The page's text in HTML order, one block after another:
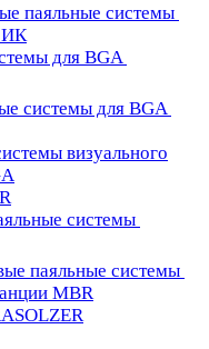
паяльные системы
для BGA
системы для BGA
визуального
системы
паяльные системы
MBR